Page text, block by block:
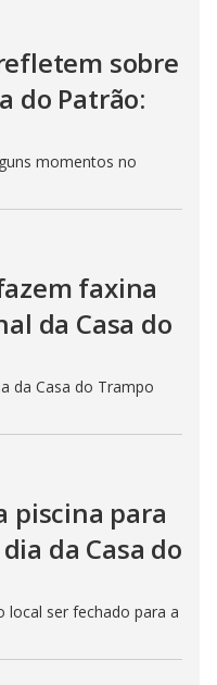
sobre
do Patrão:
momentos no
faxina
da Casa do
da Casa do Trampo
piscina para
da Casa do
local ser fechado para a